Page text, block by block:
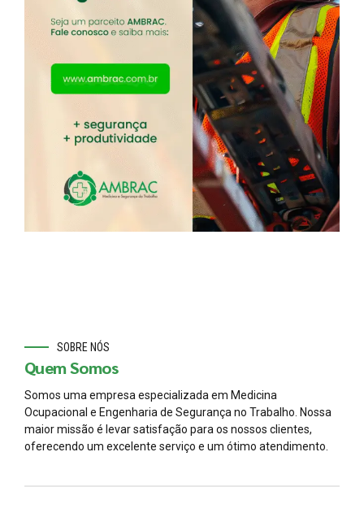
SOBRE NÓS
Quem Somos
Somos uma empresa especializada em Medicina
Ocupacional e Engenharia de Segurança no Trabalho. Nossa
maior missão é levar satisfação para os nossos clientes,
oferecendo um excelente serviço e um ótimo atendimento.